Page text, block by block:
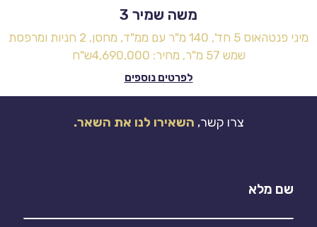
משה שמיר 3
מיני פנטהאוס 5 חד', 140 מ"ר עם ממ"ד, מחסן, 2 חניות ומרפסת
שמש 57 מ"ר, מחיר: 4,690,000ש"ח
לפרטים נוספים
צרו קשר, השאירו לנו את השאר.
שם מלא